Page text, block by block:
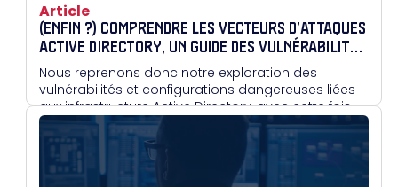
Article
(ENFIN ?) COMPRENDRE LES VECTEURS D’ATTAQUES
ACTIVE DIRECTORY, UN GUIDE DES VULNÉRABILITÉS
ET CONFIGURATIONS DANGEREUSES : PARTIE II
Nous reprenons donc notre exploration des
vulnérabilités et configurations dangereuses liées
aux infrastructure Active Directory, avec cette fois-ci
un petit focus sur le protocole Kerberos !